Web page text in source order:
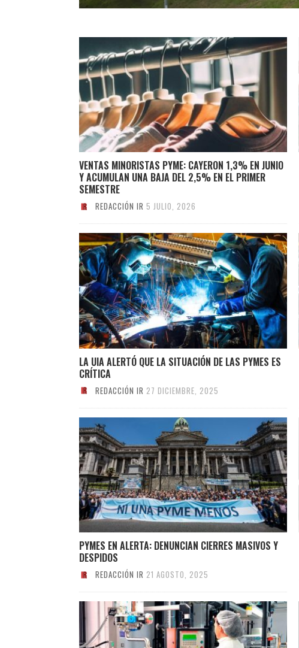
VENTAS MINORISTAS PYME: CAYERON 1,3% EN JUNIO
Y ACUMULAN UNA BAJA DEL 2,5% EN EL PRIMER
SEMESTRE
REDACCIÓN IR 5 JULIO, 2026
LA UIA ALERTÓ QUE LA SITUACIÓN DE LAS PYMES ES
CRÍTICA
REDACCIÓN IR 27 DICIEMBRE, 2025
PYMES EN ALERTA: DENUNCIAN CIERRES MASIVOS Y
DESPIDOS
REDACCIÓN IR 21 AGOSTO, 2025